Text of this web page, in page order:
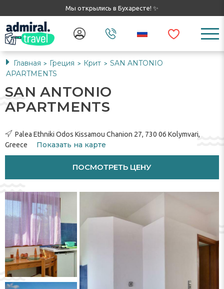
Мы открылись в Бухаресте! ✨
Главная > Греция > Крит > SAN ANTONIO
APARTMENTS
SAN ANTONIO
APARTMENTS
Palea Ethniki Odos Kissamou Chanion 27, 730 06 Kolymvari,
Greece
Показать на карте
ПОСМОТРЕТЬ ЦЕНУ